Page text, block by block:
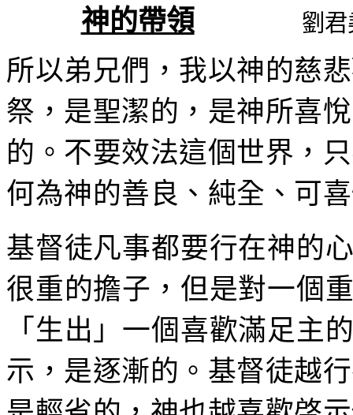
神的帶領 劉
所以弟兄們，我以神的慈
祭，是聖潔的，是神所喜
的。不要效法這個世界，
何為神的善良、純全、可
基督徒凡事都要行在神的
很重的擔子，但是對一個
「生出」一個喜歡滿足主
示，是逐漸的。基督徒越